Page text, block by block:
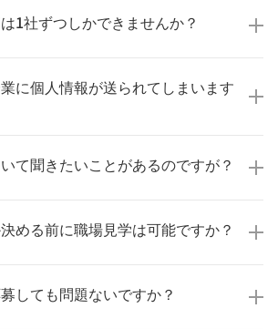
1社ずつしかできませんか？
ャリアナビを利用して転職に成功した方
応募して自分に合った職場を選ばれて
に個人情報が送られてしまいます
報が送られることはありません！
情報をご確認いただいた上で、転職希
て聞きたいことがあるのですが？
たします。
の雰囲気、研修制度など、どんな小さ
める前に職場見学は可能ですか？
れています。実際の職場環境や働く人
とで、より安心してご判断いただけま
しても問題ないですか？